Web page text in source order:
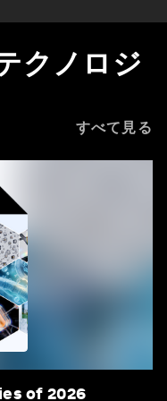
クノロジ
すべて見る
of 2026